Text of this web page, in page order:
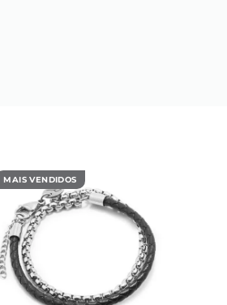
MAIS VENDIDOS